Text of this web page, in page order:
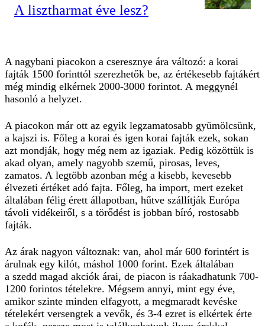
A lisztharmat éve lesz?
A nagybani piacokon a cseresznye ára változó: a korai
fajták 1500 forinttól szerezhetők be, az értékesebb fajtákért
még mindig elkérnek 2000-3000 forintot. A meggynél
hasonló a helyzet.
A piacokon már ott az egyik legzamatosabb gyümölcsünk,
a kajszi is. Főleg a korai és igen korai fajták ezek, sokan
azt mondják, hogy még nem az igaziak. Pedig közöttük is
akad olyan, amely nagyobb szemű, pirosas, leves,
zamatos. A legtöbb azonban még a kisebb, kevesebb
élvezeti értéket adó fajta. Főleg, ha import, mert ezeket
általában félig érett állapotban, hűtve szállítják Euró­pa
távoli vidékeiről, s a törődést is jobban bíró, rostosabb
fajták.
Az árak nagyon változnak: van, ahol már 600 forintért is
árulnak egy kilót, máshol 1000 forint. Ezek általában
a szedd magad akciók árai, de piacon is ráakadhatunk 700-
1200 forintos tételekre. Mégsem annyi, mint egy éve,
amikor szinte minden elfagyott, a megmaradt kevéske
tételekért versengtek a vevők, és 3-4 ezret is elkértek érte